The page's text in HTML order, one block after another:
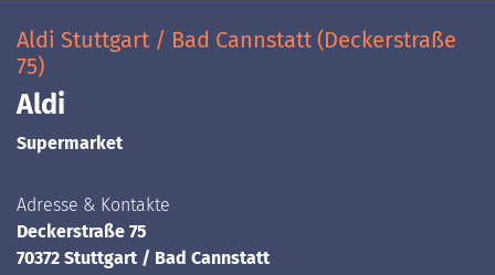
Aldi Stuttgart / Bad Cannstatt (Deckerstraße
75)
Aldi
Supermarket
Adresse & Kontakte
Deckerstraße 75
70372 Stuttgart / Bad Cannstatt